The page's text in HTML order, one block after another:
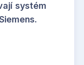
systém